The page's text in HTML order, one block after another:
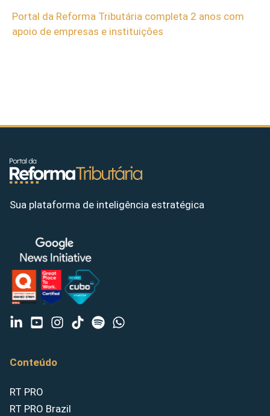
Portal da Reforma Tributária completa 2 anos com
apoio de empresas e instituições
Sua plataforma de inteligência estratégica
Conteúdo
RT PRO
RT PRO Brazil